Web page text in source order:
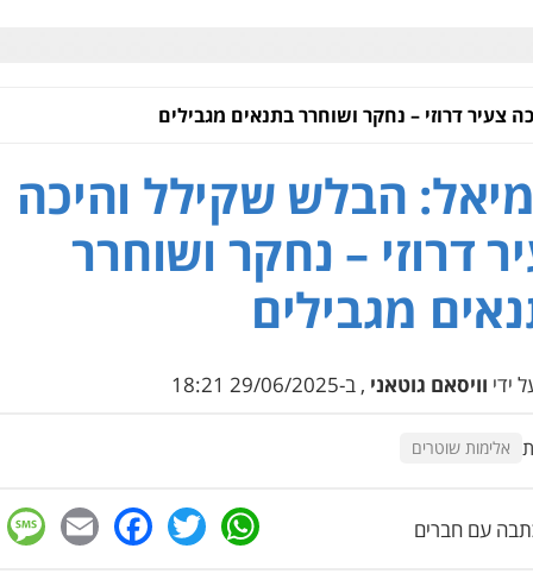
צעיר דרוזי – נחקר ושוחרר בתנאים מגבילים
הבלש שקילל והיכה
דרוזי – נחקר ושוחרר
מגבילים
ידי וויסאם גוטאני , ב-29/06/2025 18:21
אלימות שוטרים
עם חברים WhatsApp
Twitter